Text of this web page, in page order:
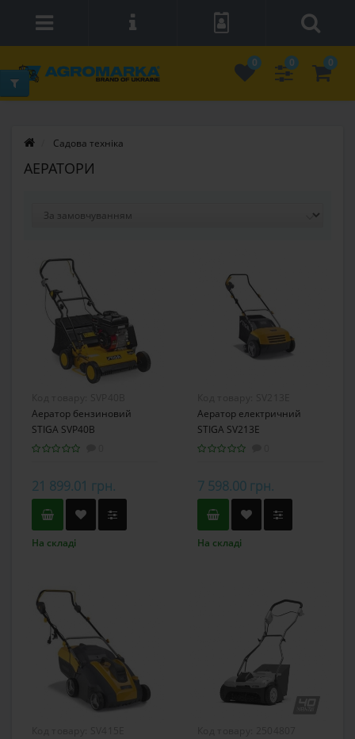
0 0 0
Садова техніка
АЕРАТОРИ
Аератор бензиновий
STIGA SVP40B
21 899.01 грн.
На складі
Аератор електричний
STIGA SV213E
7 598.00 грн.
На складі